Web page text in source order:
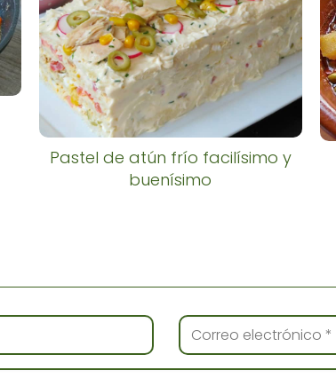
Pastel de atún frío facilísimo y
buenísimo